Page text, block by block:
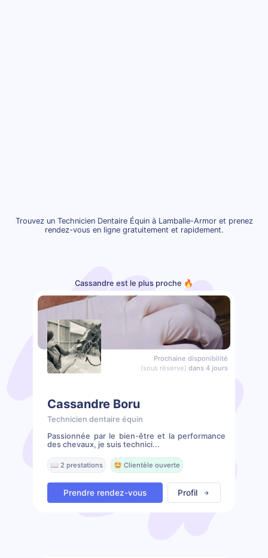
Trouvez un Technicien Dentaire Équin à Lamballe-Armor et prenez
rendez-vous en ligne gratuitement et rapidement.
Cassandre est le plus proche 🔥
Prochaine disponibilité
(sous réserve) dans 4 jours
Cassandre Boru
Technicien dentaire équin
Passionnée par le bien-être et la performance
des chevaux, je suis technici...
📖 2 prestations 🤩 Clientèle ouverte
Prendre rendez-vous Profil